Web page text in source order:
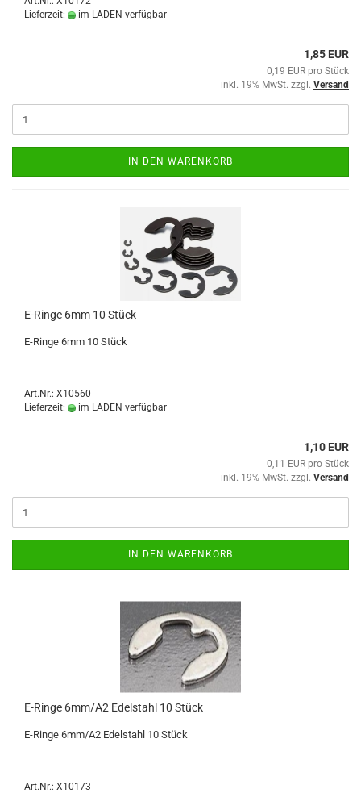
Lieferzeit:
im LADEN verfügbar
1,85 EUR
0,19 EUR pro Stück
inkl. 19% MwSt. zzgl. Versand
IN DEN WARENKORB
E-Ringe 6mm 10 Stück
E-Ringe 6mm 10 Stück
Art.Nr.: X10560
Lieferzeit:
im LADEN verfügbar
1,10 EUR
0,11 EUR pro Stück
inkl. 19% MwSt. zzgl. Versand
IN DEN WARENKORB
E-Ringe 6mm/A2 Edelstahl 10 Stück
E-Ringe 6mm/A2 Edelstahl 10 Stück
Art.Nr.: X10173